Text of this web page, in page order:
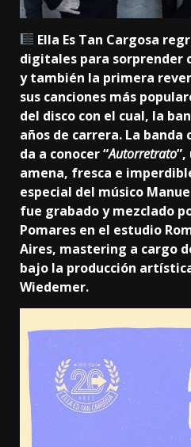
Ella Es Tan Cargosa
digitales para sorprender
y también la primera
sus canciones más
del disco con el cual, la
años de carrera. La banda
da a conocer “Autorretrato
amena, fresca e
especial del músico
fue grabado y mezclado
Pomares en el estudio
Aires, mastering a cargo
bajo la producción
Wiedemer.